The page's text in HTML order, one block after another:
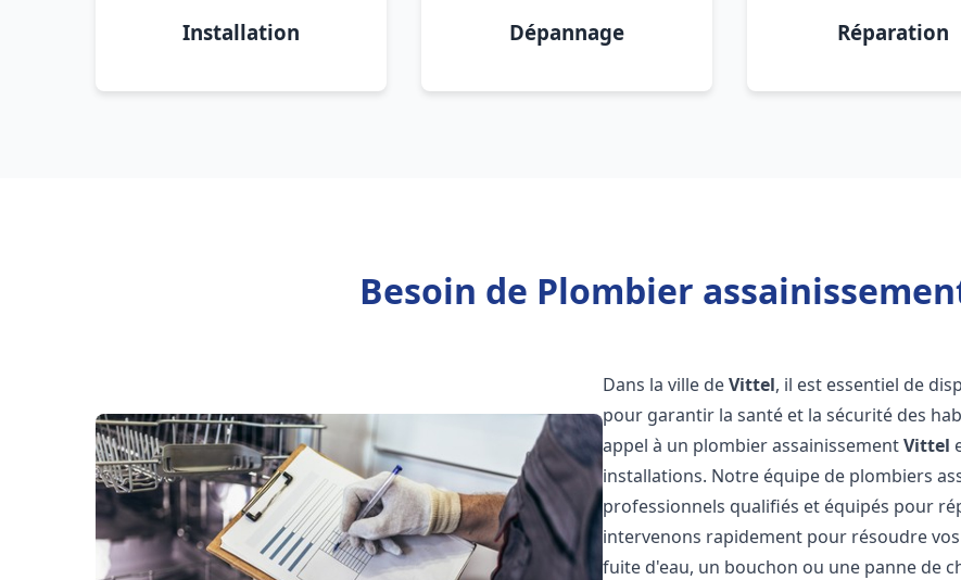
Installation Dépannage Réparation
Besoin de Plombier
Dans la ville deVittel, il est essentiel de
pour garantir la santé et la sécurité des
appel à un plombier assainissementVittel
installations. Notre équipe de plombiers
professionnels qualifiés et équipés pour
intervenons rapidement pour résoudre
fuite d'eau, un bouchon ou une panne de